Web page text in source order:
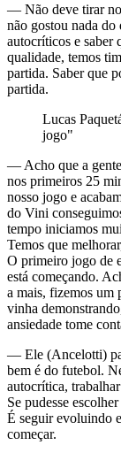
— Não deve tirar
não gostou nada do
autocríticos e saber
qualidade, temos
partida. Saber que
partida.
Lucas
jogo"
— Acho que a
nos primeiros 25
nosso jogo e
do Vini
tempo iniciamos
Temos que
O primeiro jogo de
está começando.
a mais, fizemos um
vinha
ansiedade tome
— Ele (Ancelotti)
bem é do futebol.
autocrítica,
Se pudesse
É seguir evoluindo
começar.